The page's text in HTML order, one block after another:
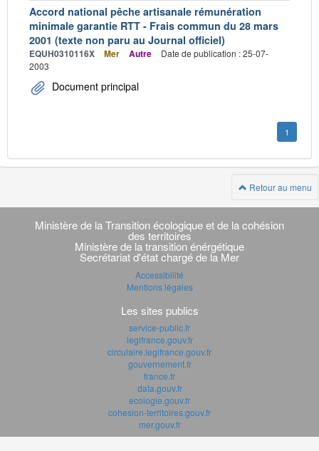
Accord national pêche artisanale rémunération
minimale garantie RTT - Frais commun du 28 mars
2001 (texte non paru au Journal officiel)
EQUH0310116X Mer Autre
Date de publication : 25-07-
2003
Document principal
1
Retour au menu
Navigation
transverse
Ministère de la Transition écologique et de la cohésion
des territoires
Ministère de la transition énérgétique
Secrétariat d'état chargé de la Mer
Accessibilité
Mentions légales
Les sites publics
service-public.fr
legifrance.gouv.fr
circulaire.legifrance.gouv.fr
gouvernement.fr
france.fr
data.gouv.fr
ecologie.gouv.fr
cohesion-territoires.gouv.fr
mer.gouv.fr